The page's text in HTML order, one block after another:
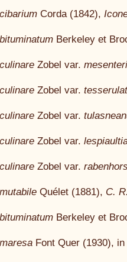
Corda (1842),
Berkeley et
Zobel var.
Zobel var.
Zobel var.
Zobel var.
Zobel var.
Quélet (1881), C.
Berkeley et
Font Quer (1930),